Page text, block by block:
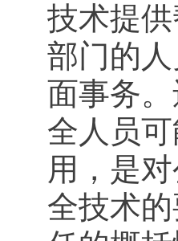
技术提
部门的
面事务
全人员
用，是
全技术